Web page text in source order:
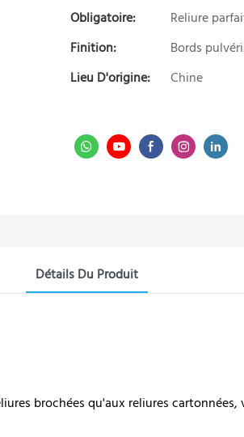
Obligatoire:
Reliure
Finition:
Bords
Lieu D'origine:
Chine
Détails Du Produit
brochées qu'aux reliures